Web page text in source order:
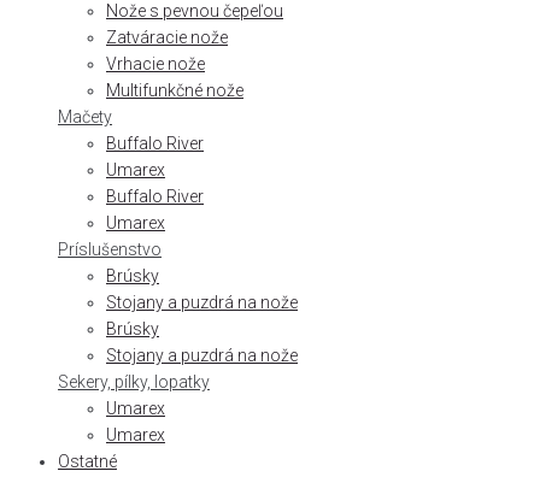
Nože s pevnou čepeľou
Zatváracie nože
Vrhacie nože
Multifunkčné nože
Mačety
Buffalo River
Umarex
Buffalo River
Umarex
Príslušenstvo
Brúsky
Stojany a puzdrá na nože
Brúsky
Stojany a puzdrá na nože
Sekery, pílky, lopatky
Umarex
Umarex
Ostatné